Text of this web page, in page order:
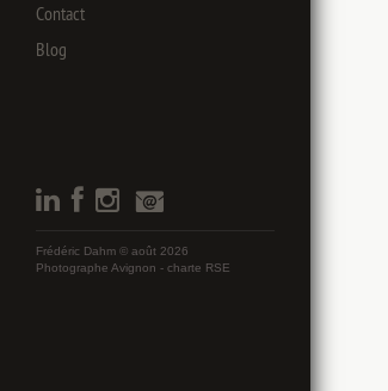
Contact
Blog
Frédéric Dahm © août 2026
Photographe Avignon - charte RSE